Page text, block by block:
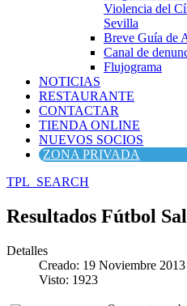
Violencia del
Sevilla
Breve Guía de
Canal de
Flujograma
NOTICIAS
RESTAURANTE
CONTACTAR
TIENDA ONLINE
NUEVOS SOCIOS
ZONA PRIVADA
TPL_SEARCH
Resultados Fútbol
Detalles
Creado: 19 Noviembre 2013
Visto: 1923